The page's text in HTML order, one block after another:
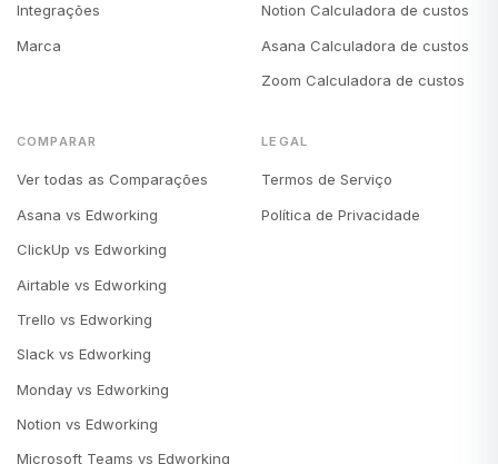
Integrações
Marca
Notion Calculadora de custos
Asana Calculadora de custos
Zoom Calculadora de custos
COMPARAR
Ver todas as Comparações
Asana vs Edworking
ClickUp vs Edworking
Airtable vs Edworking
Trello vs Edworking
Slack vs Edworking
Monday vs Edworking
Notion vs Edworking
Microsoft Teams vs Edworking
LEGAL
Termos de Serviço
Política de Privacidade